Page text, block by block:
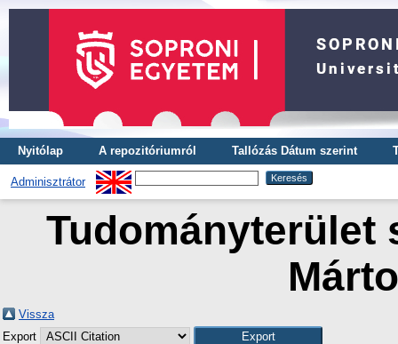
Nyitólap A repozitóriumról Tallózás Dátum szerint
Adminisztrátor
Tudományterület
Vissza
Export